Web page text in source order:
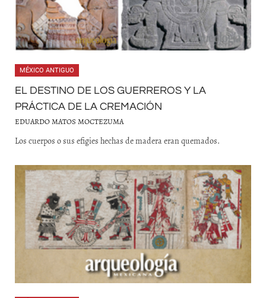
MÉXICO ANTIGUO
EL DESTINO DE LOS GUERREROS Y LA
PRÁCTICA DE LA CREMACIÓN
EDUARDO MATOS MOCTEZUMA
Los cuerpos o sus efigies hechas de madera eran quemados.